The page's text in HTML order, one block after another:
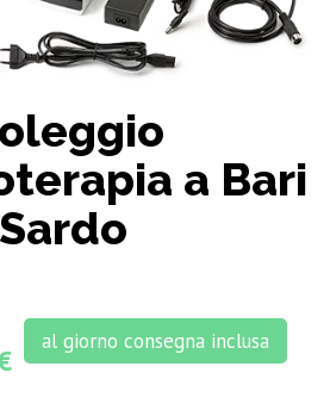
a Bari
Sardo
al giorno consegna inclusa